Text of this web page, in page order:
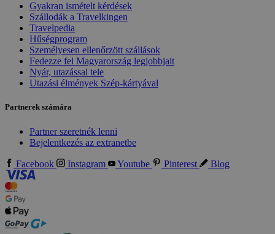
Gyakran ismételt kérdések
Szállodák a Travelkingen
Travelpedia
Hűségprogram
Személyesen ellenőrzött szállások
Fedezze fel Magyarország legjobbjait
Nyár, utazással tele
Utazási élmények Szép-kártyával
Partnerek számára
Partner szeretnék lenni
Bejelentkezés az extranetbe
Facebook Instagram Youtube Pinterest Blog